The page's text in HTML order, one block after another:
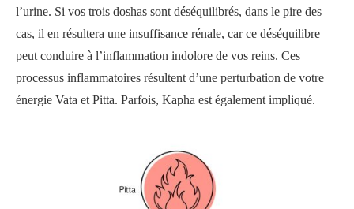
l’urine. Si vos trois doshas sont déséquilibrés, dans le pire des
cas, il en résultera une insuffisance rénale, car ce déséquilibre
peut conduire à l’inflammation indolore de vos reins. Ces
processus inflammatoires résultent d’une perturbation de votre
énergie Vata et Pitta. Parfois, Kapha est également impliqué.